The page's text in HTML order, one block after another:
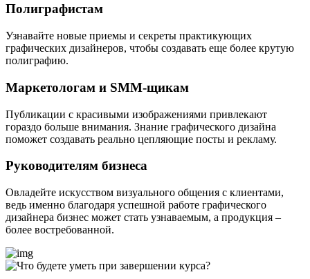
Полиграфистам
Узнавайте новые приемы и секреты практикующих
графических дизайнеров, чтобы создавать еще более крутую
полиграфию.
Маркетологам и SMM-щикам
Публикации с красивыми изображениями привлекают
гораздо больше внимания. Знание графического дизайна
поможет создавать реально цепляющие посты и рекламу.
Руководителям бизнеса
Овладейте искусством визуального общения с клиентами,
ведь именно благодаря успешной работе графического
дизайнера бизнес может стать узнаваемым, а продукция –
более востребованной.